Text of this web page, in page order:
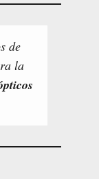
de
la